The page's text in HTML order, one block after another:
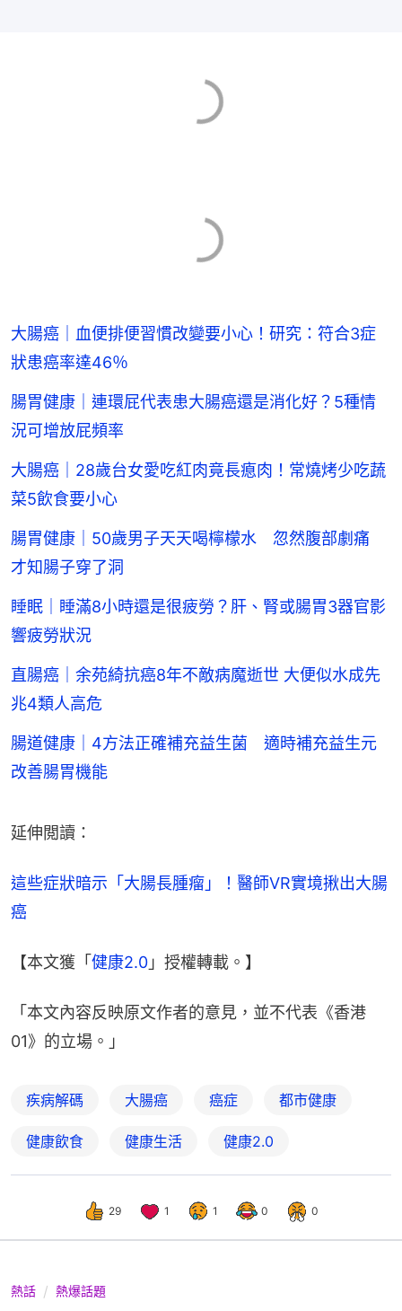
大腸癌｜血便排便習慣改變要小心！研究：符合3症
狀患癌率達46％
腸胃健康｜連環屁代表患大腸癌還是消化好？5種情
況可增放屁頻率
大腸癌｜28歲台女愛吃紅肉竟長瘜肉！常燒烤少吃蔬
菜5飲食要小心
腸胃健康｜50歲男子天天喝檸檬水 忽然腹部劇痛
才知腸子穿了洞
睡眠｜睡滿8小時還是很疲勞？肝、腎或腸胃3器官影
響疲勞狀況
直腸癌｜余苑綺抗癌8年不敵病魔逝世 大便似水成先
兆4類人高危
腸道健康｜4方法正確補充益生菌 適時補充益生元
改善腸胃機能
延伸閲讀：
這些症狀暗示「大腸長腫瘤」！醫師VR實境揪出大腸
癌
【本文獲「健康2.0 」授權轉載。】
「本文內容反映原文作者的意見，並不代表《香港
01》的立場。」
疾病解碼 大腸癌 癌症 都市健康
健康飲食 健康生活 健康2.0
29 1 1 0 0
熱話 熱爆話題